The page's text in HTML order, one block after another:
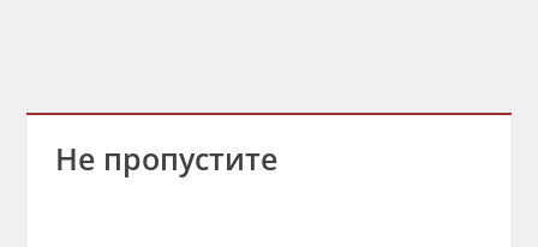
Не пропустите